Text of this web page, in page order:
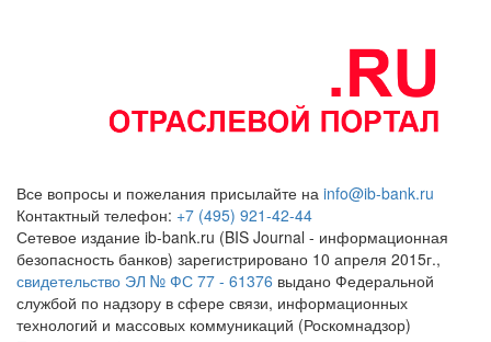
Все вопросы и пожелания присылайте на info@ib-bank.ru
Контактный телефон: +7 (495) 921-42-44
Сетевое издание ib-bank.ru (BIS Journal - информационная
безопасность банков) зарегистрировано 10 апреля 2015г.,
свидетельство ЭЛ № ФС 77 - 61376 выдано Федеральной
службой по надзору в сфере связи, информационных
технологий и массовых коммуникаций (Роскомнадзор)